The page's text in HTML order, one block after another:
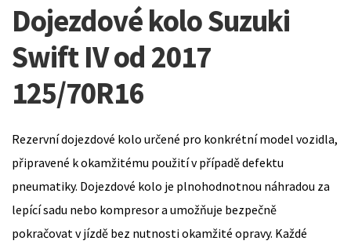
Dojezdové kolo Suzuki
Swift IV od 2017
125/70R16
Rezervní dojezdové kolo určené pro konkrétní model vozidla,
připravené k okamžitému použití v případě defektu
pneumatiky. Dojezdové kolo je plnohodnotnou náhradou za
lepící sadu nebo kompresor a umožňuje bezpečně
pokračovat v jízdě bez nutnosti okamžité opravy. Každé